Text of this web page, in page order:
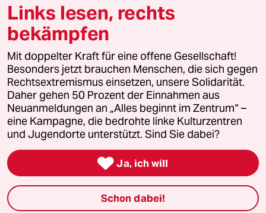
© 2026 taz Verlags und Vertriebs GmbH
Alle Rechte vorbehalten. Bei rechtlichen Fragen oder für Genehmigungen
wenden Sie sich bitte an
lizenzen@taz.de
Feedback Redaktionsstatut Kommune-Richtlinien
Leitlinie Informant Datenschutz Impressum AGB
Seitenwende Einwilligungen widerrufen (Ads)
Links lesen, rechts
bekämpfen
Mit doppelter Kraft für eine offene Gesellschaft!
Besonders jetzt brauchen Menschen, die sich gegen
Rechtsextremismus einsetzen, unsere Solidarität.
Daher gehen 50 Prozent der Einnahmen aus
Neuanmeldungen an „Alles beginnt im Zentrum“ –
eine Kampagne, die bedrohte linke Kulturzentren
und Jugendorte unterstützt. Sind Sie dabei?
 Ja, ich will
Schon dabei!